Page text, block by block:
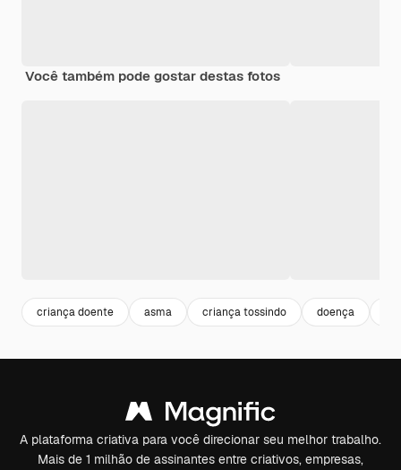
Você também pode gostar destas fotos
criança doente asma criança tossindo doença
A plataforma criativa para você direcionar seu melhor trabalho.
Mais de 1 milhão de assinantes entre criativos, empresas,